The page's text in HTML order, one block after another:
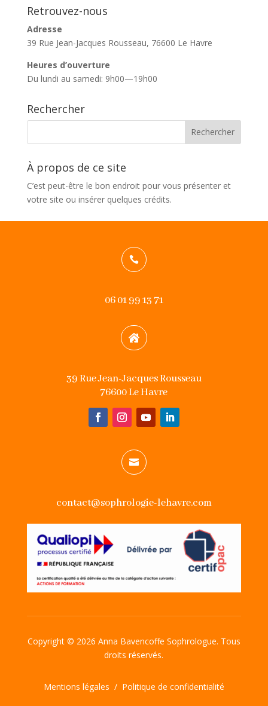
Retrouvez-nous
Adresse
39 Rue Jean-Jacques Rousseau, 76600 Le Havre
Heures d’ouverture
Du lundi au samedi: 9h00—19h00
Rechercher
À propos de ce site
C’est peut-être le bon endroit pour vous présenter et
votre site ou insérer quelques crédits.

06 01 99 13 71

39 Rue Jean-Jacques Rousseau
76600 Le Havre

contact@sophrologie-lehavre.com
Copyright © 2026 Anna Bavencoffe Sophrologue. Tous
droits réservés.
Mentions légales / Politique de confidentialité